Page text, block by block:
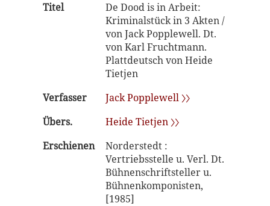
Titel
De Dood is in Arbeit:
Kriminalstück in 3 Akten /
von Jack Popplewell. Dt.
von Karl Fruchtmann.
Plattdeutsch von Heide
Tietjen
Verfasser
Jack Popplewell 〉〉
Übers.
Heide Tietjen 〉〉
Erschienen
Norderstedt :
Vertriebsstelle u. Verl. Dt.
Bühnenschriftsteller u.
Bühnenkomponisten,
[1985]